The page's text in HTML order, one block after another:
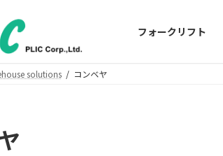
フォークリフト
solutions コンベヤ